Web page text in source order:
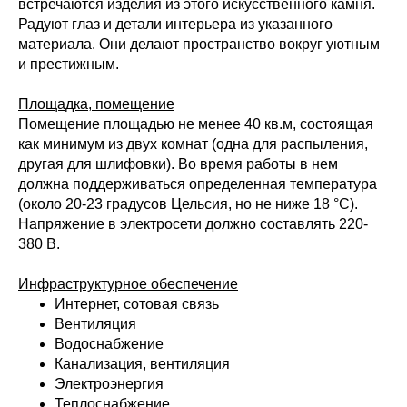
встречаются изделия из этого искусственного камня.
Радуют глаз и детали интерьера из указанного
материала. Они делают пространство вокруг уютным
и престижным.
Площадка, помещение
Помещение площадью не менее 40 кв.м, состоящая
как минимум из двух комнат (одна для распыления,
другая для шлифовки). Во время работы в нем
должна поддерживаться определенная температура
(около 20-23 градусов Цельсия, но не ниже 18 °C).
Напряжение в электросети должно составлять 220-
380 В.
Инфраструктурное обеспечение
Интернет, сотовая связь
Вентиляция
Водоснабжение
Канализация, вентиляция
Электроэнергия